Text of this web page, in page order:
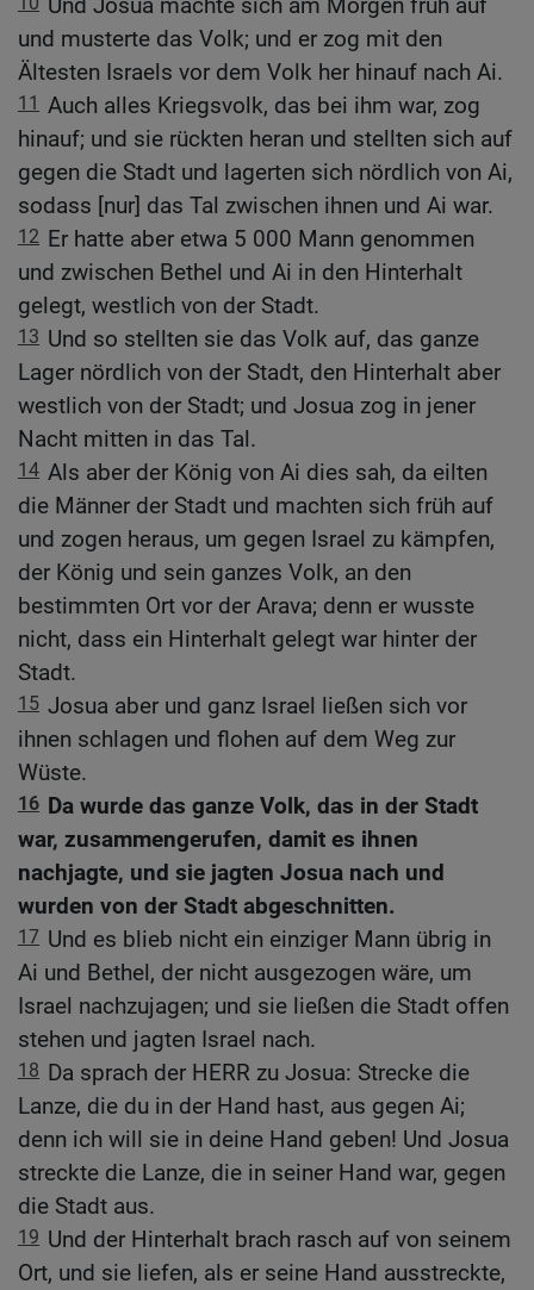
Und Josua machte sich am Morgen früh auf
und musterte das Volk; und er zog mit den
Ältesten Israels vor dem Volk her hinauf nach Ai.
11 Auch alles Kriegsvolk, das bei ihm war, zog
hinauf; und sie rückten heran und stellten sich auf
gegen die Stadt und lagerten sich nördlich von Ai,
sodass [nur] das Tal zwischen ihnen und Ai war.
12 Er hatte aber etwa 5 000 Mann genommen
und zwischen Bethel und Ai in den Hinterhalt
gelegt, westlich von der Stadt.
13 Und so stellten sie das Volk auf, das ganze
Lager nördlich von der Stadt, den Hinterhalt aber
westlich von der Stadt; und Josua zog in jener
Nacht mitten in das Tal.
14 Als aber der König von Ai dies sah, da eilten
die Männer der Stadt und machten sich früh auf
und zogen heraus, um gegen Israel zu kämpfen,
der König und sein ganzes Volk, an den
bestimmten Ort vor der Arava; denn er wusste
nicht, dass ein Hinterhalt gelegt war hinter der
Stadt.
15 Josua aber und ganz Israel ließen sich vor
ihnen schlagen und flohen auf dem Weg zur
Wüste.
16 Da wurde das ganze Volk, das in der Stadt
war, zusammengerufen, damit es ihnen
nachjagte, und sie jagten Josua nach und
wurden von der Stadt abgeschnitten.
17 Und es blieb nicht ein einziger Mann übrig in
Ai und Bethel, der nicht ausgezogen wäre, um
Israel nachzujagen; und sie ließen die Stadt offen
stehen und jagten Israel nach.
18 Da sprach der HERR zu Josua: Strecke die
Lanze, die du in der Hand hast, aus gegen Ai;
denn ich will sie in deine Hand geben! Und Josua
streckte die Lanze, die in seiner Hand war, gegen
die Stadt aus.
19 Und der Hinterhalt brach rasch auf von seinem
Ort, und sie liefen, als er seine Hand ausstreckte,